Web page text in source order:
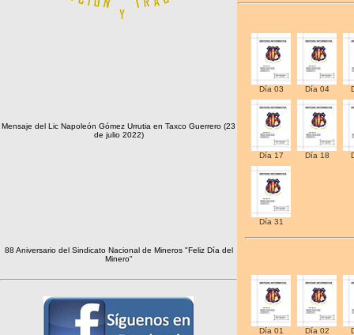
Mensaje del Lic Napoleón Gómez Urrutia en Taxco Guerrero (23
de julio 2022)
88 Aniversario del Sindicato Nacional de Mineros "Feliz Día del
Minero"
Día 03 Día 04
Día 17 Día 18
Día 31
Día 01 Día 02